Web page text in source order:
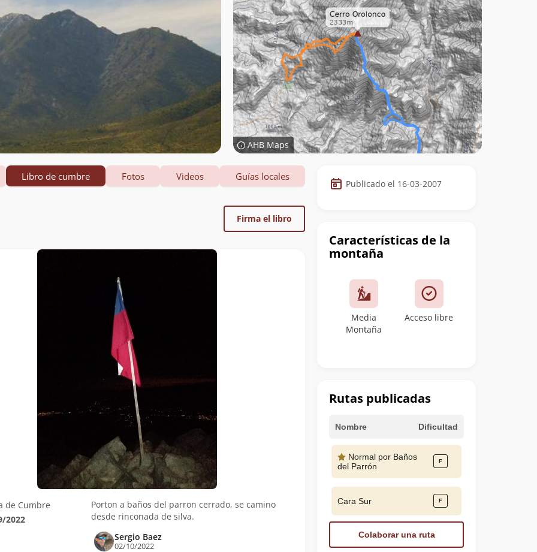
AHB Maps
Datos
de
cumbre
Publicado el 16-03-2007
Características de la
montaña
Media
Montaña
Acceso libre
Rutas publicadas
Nombre Dificultad
Normal por Baños
del Parrón
Cara Sur
Colaborar una ruta
Libro de cumbre Fotos Videos Guías locales
Firma el libro
de Cumbre
2022
Porton a baños del parron cerrado, se camino
desde rinconada de silva.
Sergio Baez
02/10/2022